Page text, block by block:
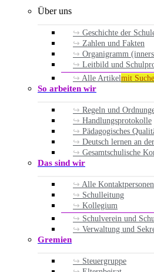
Über uns
Geschichte der
Zahlen und Fakten
Organigramm
Leitbild und
Alle Artikelmit Suche
So arbeiten wir
Regeln und
Handlungsprotokolle
Pädagogisches
Deutsch lernen an
Gesamtschulische
Das sind wir
Alle Kontaktpersonen
Schulleitung
Kollegium
Schulverein und
Verwaltung und
Gremien
Steuergruppe